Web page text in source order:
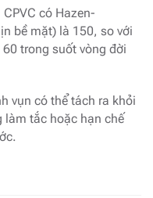
có Hazen-
bề mặt) là 150, so với
trong suốt vòng đời
vụn có thể tách ra khỏi
làm tắc hoặc hạn chế